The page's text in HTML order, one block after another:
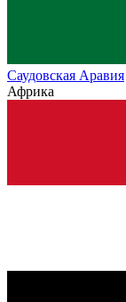
Саудовская Аравия
Африка